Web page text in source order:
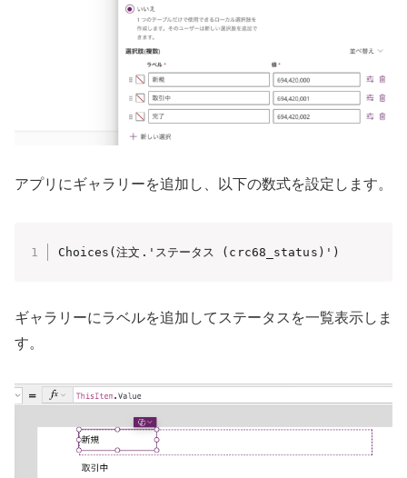
アプリにギャラリーを追加し、以下の数式を設定します。
Choices(注文.'ステータス (crc68_status)')
ギャラリーにラベルを追加してステータスを一覧表示しま
す。